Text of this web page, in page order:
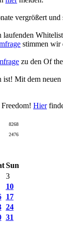
vergrößert und
laufenden
stimmen wir
zu den Of
Mit dem
Hier
8268
2476
Sun
3
10
17
24
31